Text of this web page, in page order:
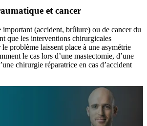
et cancer
important (accident, brûlure) ou de cancer du
que les interventions chirurgicales
problème laissent place à une asymétrie
le cas lors d’une mastectomie, d’une
chirurgie réparatrice en cas d’accident